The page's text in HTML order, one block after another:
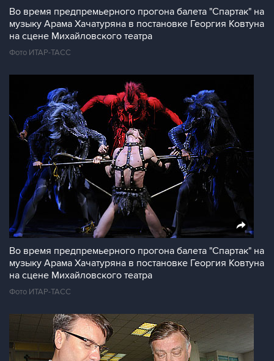
Во время предпремьерного прогона балета "Спартак" на
музыку Арама Хачатуряна в постановке Георгия Ковтуна
на сцене Михайловского театра
Фото ИТАР-ТАСС
Во время предпремьерного прогона балета "Спартак" на
музыку Арама Хачатуряна в постановке Георгия Ковтуна
на сцене Михайловского театра
Фото ИТАР-ТАСС